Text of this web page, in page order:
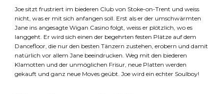
Joe sitzt frustriert im biederen Club von Stoke-on-Trent und weiss
nicht, was er mit sich anfangen soll. Erst als er der umschwärmten
Jane ins angesagte Wigan Casino folgt, weiss er plötzlich, wo es
langgeht. Er wird sich einen der begehrten festen Plätze auf dem
Dancefloor, die nur den besten Tänzern zustehen, erobern und damit
natürlich vor allem Jane beeindrucken. Weg mit den biederen
Klamotten und der unmöglichen Frisur, neue Platten werden
gekauft und ganz neue Moves geübt. Joe wird ein echter Soulboy!